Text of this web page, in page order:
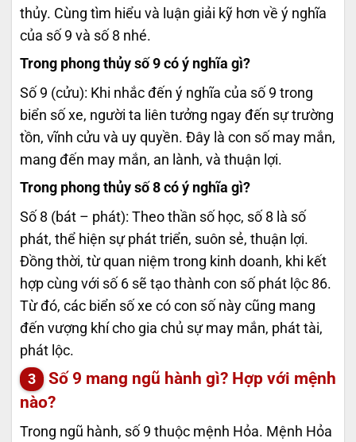
thủy. Cùng tìm hiểu và luận giải kỹ hơn về ý nghĩa
của số 9 và số 8 nhé.
Trong phong thủy số 9 có ý nghĩa gì?
Số 9 (cửu): Khi nhắc đến ý nghĩa của số 9 trong
biển số xe, người ta liên tưởng ngay đến sự trường
tồn, vĩnh cửu và uy quyền. Đây là con số may mắn,
mang đến may mắn, an lành, và thuận lợi.
Trong phong thủy số 8 có ý nghĩa gì?
Số 8 (bát – phát): Theo thần số học, số 8 là số
phát, thể hiện sự phát triển, suôn sẻ, thuận lợi.
Đồng thời, từ quan niệm trong kinh doanh, khi kết
hợp cùng với số 6 sẽ tạo thành con số phát lộc 86.
Từ đó, các biển số xe có con số này cũng mang
đến vượng khí cho gia chủ sự may mắn, phát tài,
phát lộc.
Số 9 mang ngũ hành gì? Hợp với mệnh
nào?
Trong ngũ hành, số 9 thuộc mệnh Hỏa. Mệnh Hỏa